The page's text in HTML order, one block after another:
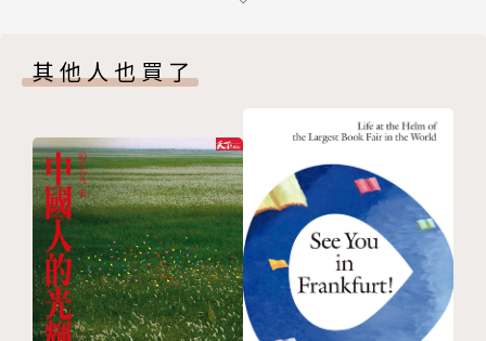
●南韓作品好好玩！我也想知道典故！
與喜鵲，其實來自韓國的民畫〈鵲虎圖〉！
回鍋《新楓之谷》，快拿這本書到童話村找找故事角色
在哪裡？紅豆娘、沈清、鬼怪們居然都在這！
《語意錯誤》提到的世宗大王是誰？原來是韓文的起
源！
檀君王儉、熊女、田禹治……，《全知讀者視角》背後
星的故事，細細說分明（但沒劇透）！
其他人也買了